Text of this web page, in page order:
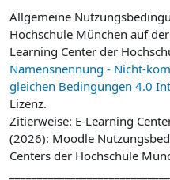
Allgemeine
Hochschule München auf
Learning Center der
Namensnennung - Nicht-
gleichen Bedingungen 4.0
Lizenz.
Zitierweise: E-Learning
(2026): Moodle
Centers der Hochschule